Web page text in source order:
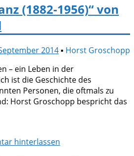
(1882-1956)“ von
2014▪ Horst Groschopp
– ein Leben in der
ist die Geschichte des
Personen, die oftmals zu
Horst Groschopp bespricht das
hinterlassen